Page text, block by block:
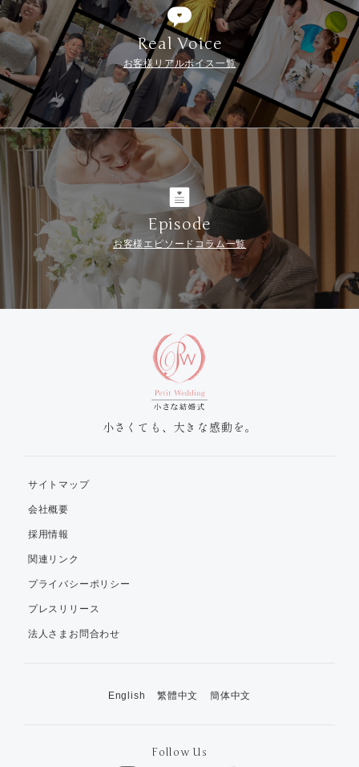
Real Voice
お客様リアルボイス一覧
Episode
お客様エピソードコラム一覧
小さくても、大きな感動を。
サイトマップ
会社概要
採用情報
関連リンク
プライバシーポリシー
プレスリリース
法人さまお問合わせ
English 繁體中文 簡体中文
Follow Us